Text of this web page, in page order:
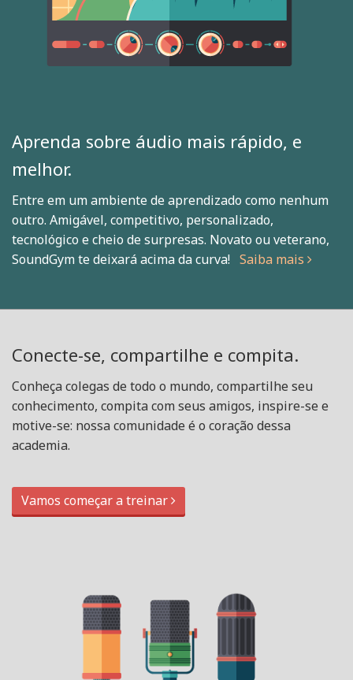
Aprenda sobre áudio mais rápido, e
melhor.
Entre em um ambiente de aprendizado como nenhum
outro. Amigável, competitivo, personalizado,
tecnológico e cheio de surpresas. Novato ou veterano,
SoundGym te deixará acima da curva! Saiba mais
Conecte-se, compartilhe e compita.
Conheça colegas de todo o mundo, compartilhe seu
conhecimento, compita com seus amigos, inspire-se e
motive-se: nossa comunidade é o coração dessa
academia.
Vamos começar a treinar